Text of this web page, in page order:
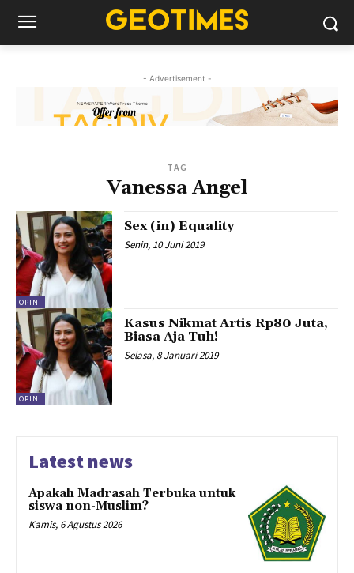
- Advertisement -
TAG
Vanessa Angel
OPINI
Sex (in) Equality
Senin, 10 Juni 2019
OPINI
Kasus Nikmat Artis Rp80 Juta,
Biasa Aja Tuh!
Selasa, 8 Januari 2019
Latest news
Apakah Madrasah Terbuka untuk
siswa non-Muslim?
Kamis, 6 Agustus 2026